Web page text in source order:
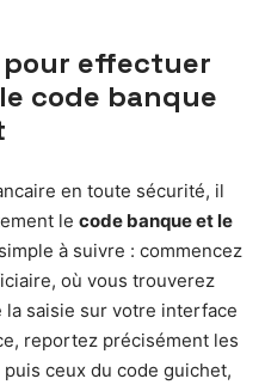
pour effectuer
code banque
en toute sécurité, il
le code banque et le
à suivre : commencez
où vous trouverez
saisie sur votre interface
reportez précisément les
ceux du code guichet,